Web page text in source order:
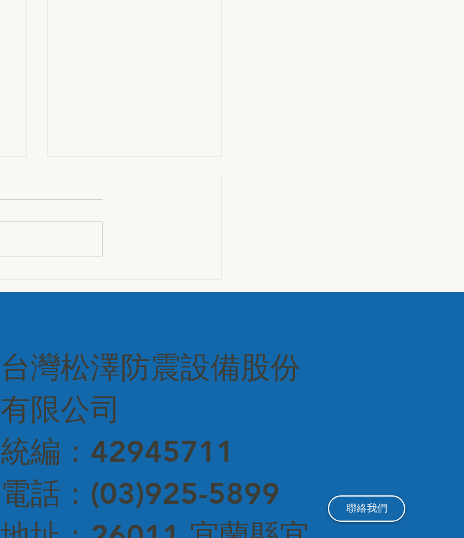
OILES會長親訪潤鴻建設
聯絡我們
台灣松澤防震設備股份
有限公司
統編：42945711
電話：(03)925-5899